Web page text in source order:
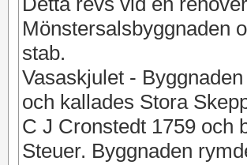
Mönstersalsbyggnaden
stab.
Vasaskjulet -
och kallades Stora
C J Cronstedt 1759 och
Steuer. Byggnaden